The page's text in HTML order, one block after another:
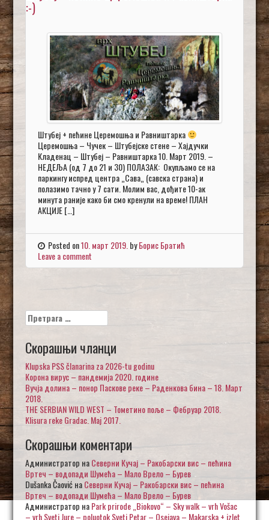
:-)
Штубеј + пећине Церемошња и Равништарка
Церемошња – Чучек – Штубејске стене – Хајдучки
Кладенац – Штубеј – Равништарка 10. Март 2019. –
НЕДЕЉА (од 7 до 21 и 30) ПОЛАЗАК: Окупљамо се на
паркингу испред центра „Сава„ (савска страна) и
полазимо тачно у 7 сати. Молим вас, дођите 10-ак
минута раније како би смо кренули на време! ПЛАН
АКЦИЈЕ […]
Posted on10. март 2019. byБорис Братић
Leave a comment
Претрага
за:
Скорашњи чланци
Klupska PSS članarina za 2026-tu godinu
Корона вирус – пандемија 2020. године
Вучја долина – понор Паскове реке – Раденкова бина – 18. Март
2018.
THE SERBIAN WILD WEST – Тометино поље – Фебруар 2018.
Klisura reke Gradac. Maj 2017.
Скорашњи коментари
Администратор наСеверни Кучај – Ракобарски вис – пећина
Вртеч – водопади Шумећа – Мало Врело – Бурев
Dušanka ČaovićнаСеверни Кучај – Ракобарски вис – пећина
Вртеч – водопади Шумећа – Мало Врело – Бурев
Администратор наPark prirode „Biokovo“ – Sky walk – vrh Vošac
– vrh Sveti Jure – poluotok Sveti Petar – Osejava – Makarska + izlet